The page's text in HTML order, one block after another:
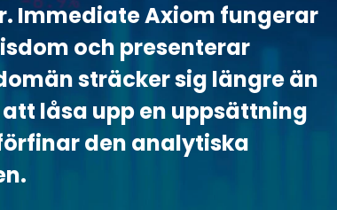
Immediate Axiom fungerar
och presenterar
sträcker sig längre än
låsa upp en uppsättning
den analytiska